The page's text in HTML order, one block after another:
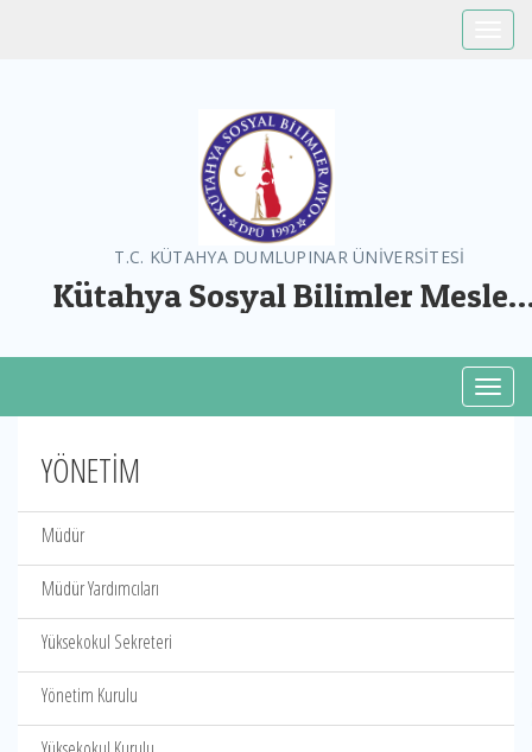
T.C. KÜTAHYA DUMLUPINAR ÜNİVERSİTESİ
Kütahya Sosyal Bilimler Meslek
YÖNETİM
Müdür
Müdür Yardımcıları
Yüksekokul Sekreteri
Yönetim Kurulu